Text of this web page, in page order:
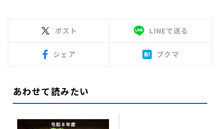
ポスト LINEで送る
シェア ブクマ
あわせて読みたい